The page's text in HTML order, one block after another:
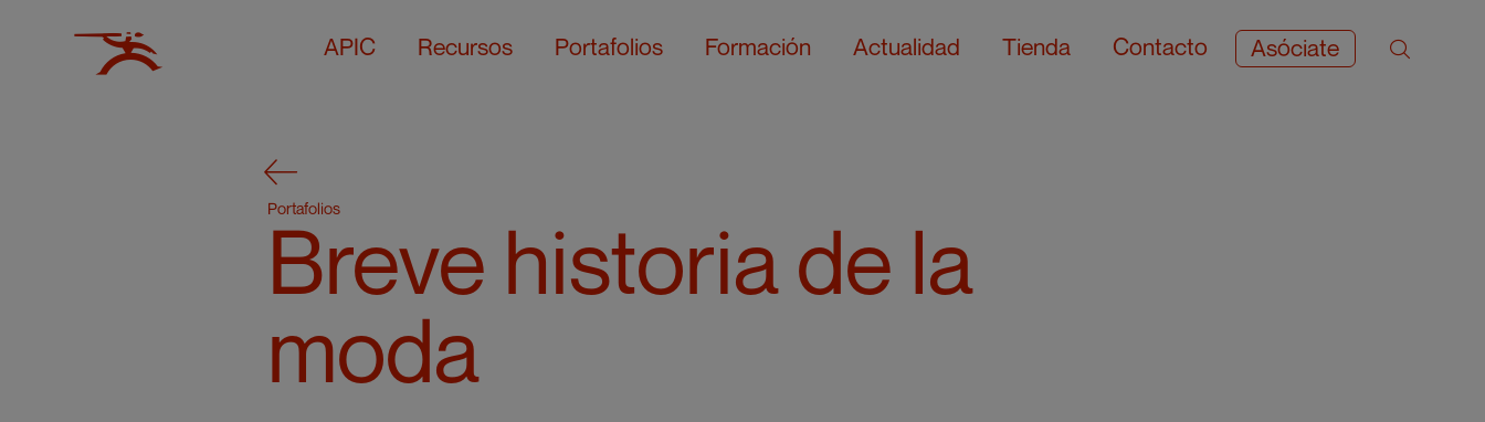
APIC Recursos Portafolios Formación Actualidad Tienda Contacto Asóciate
Portafolios
Breve historia de la
moda